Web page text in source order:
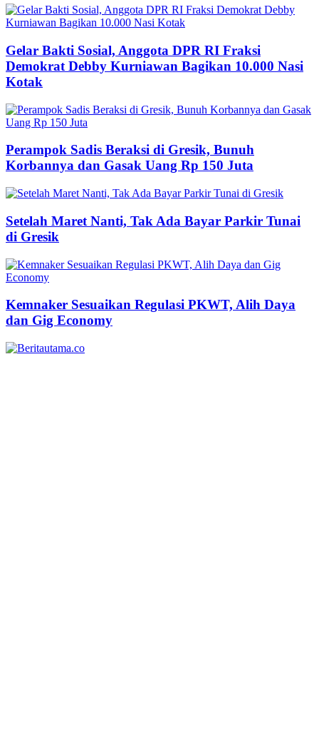
Gelar Bakti Sosial, Anggota DPR RI Fraksi
Demokrat Debby Kurniawan Bagikan 10.000 Nasi
Kotak
Perampok Sadis Beraksi di Gresik, Bunuh
Korbannya dan Gasak Uang Rp 150 Juta
Setelah Maret Nanti, Tak Ada Bayar Parkir Tunai
di Gresik
Kemnaker Sesuaikan Regulasi PKWT, Alih Daya
dan Gig Economy